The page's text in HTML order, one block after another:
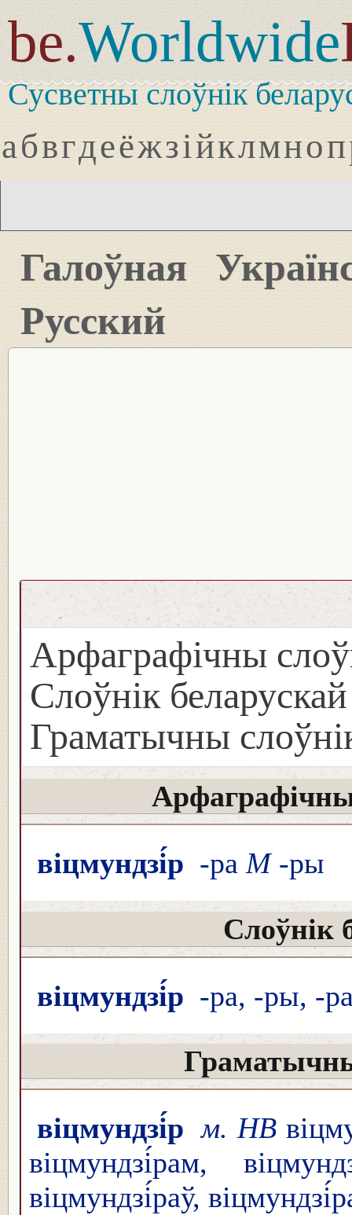
be.Worldwide
Сусветны слоўнік
абвгдеёжзійклмноп
Галоўная
Русский
Арфаграфічны
Слоўнік
Граматычны
віцмундзі́р -ра М-ры
Слоўнік
віцмундзі́р -ра, -ры, -
віцмундзі́р м. НВ
віцмундзі́рам,
віцмундзі́раў,